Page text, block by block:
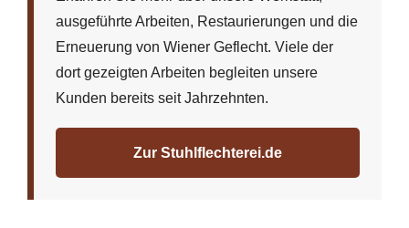
ausgeführte Arbeiten, Restaurierungen und die
Erneuerung von Wiener Geflecht. Viele der
dort gezeigten Arbeiten begleiten unsere
Kunden bereits seit Jahrzehnten.
Zur Stuhlflechterei.de